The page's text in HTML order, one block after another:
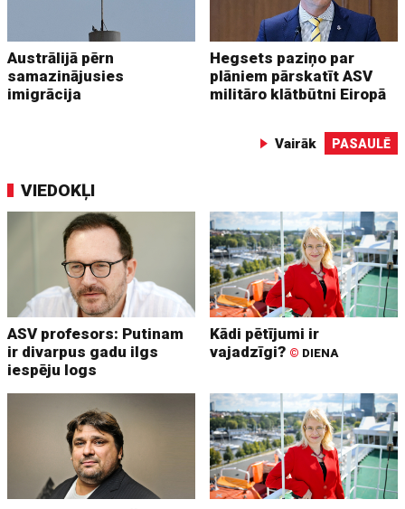
Austrālijā pērn
samazinājusies
imigrācija
Hegsets paziņo par
plāniem pārskatīt ASV
militāro klātbūtni Eiropā
Vairāk PASAULĒ
VIEDOKĻI
ASV profesors: Putinam
ir divarpus gadu ilgs
iespēju logs
Kādi pētījumi ir
vajadzīgi? © DIENA